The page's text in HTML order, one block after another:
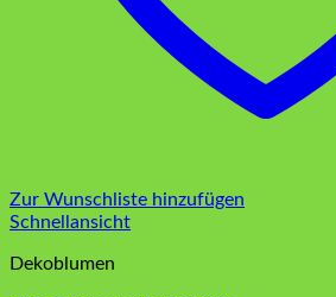
Zur Wunschliste hinzufügen
Schnellansicht
Dekoblumen